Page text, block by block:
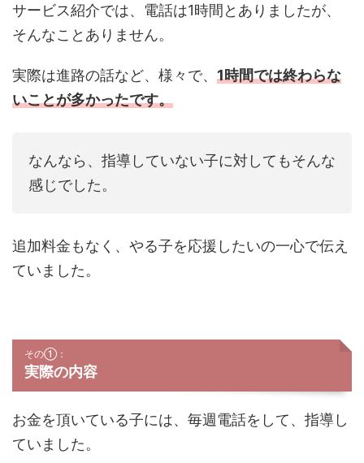
サービス紹介では、電話は1時間とありましたが、
そんなことありません。
実際は進路の話など、様々で、 1時間では終わらな
いことが多かったです。
なんなら、指導していない子に対してもそんな
感じでした。
追加料金もなく、やる子を応援したいの一心で伝え
ていました。
その①：
実際の内容
お金を頂いている子には、毎週電話をして、指導し
ていました。